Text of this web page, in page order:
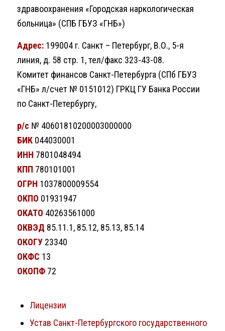
здравоохранения «Городская наркологическая
больница» (СПБ ГБУЗ «ГНБ»)
Адрес:199004 г. Санкт – Петербург, В.О., 5-я
линия, д. 58 стр. 1, тел/факс 323-43-08.
Комитет финансов Санкт-Петербурга (СПб ГБУЗ
«ГНБ» л/счет № 0151012) ГРКЦ ГУ Банка России
по Санкт-Петербургу,
р/с № 40601810200003000000
БИК044030001
ИНН 7801048494
КПП 780101001
ОГРН 1037800009554
ОКПО 01931947
ОКАТО 40263561000
ОКВЭД 85.11.1, 85.12, 85.13, 85.14
ОКОГУ23340
ОКФС 13
ОКОПФ72
Лицензии
Устав Санкт-Петербургского государственного